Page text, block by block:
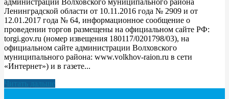
Ленинградской области от 10.11.2016 года № 2909 и от
12.01.2017 года № 64, информационное сообщение о
проведении торгов размещены на официальном сайте РФ:
torgi.gov.ru (номер извещения 180117/0201798/03), на
официальном сайте администрации Волховского
муниципального района: www.volkhov-raion.ru в сети
«Интернет») и в газете...
Читать дальше